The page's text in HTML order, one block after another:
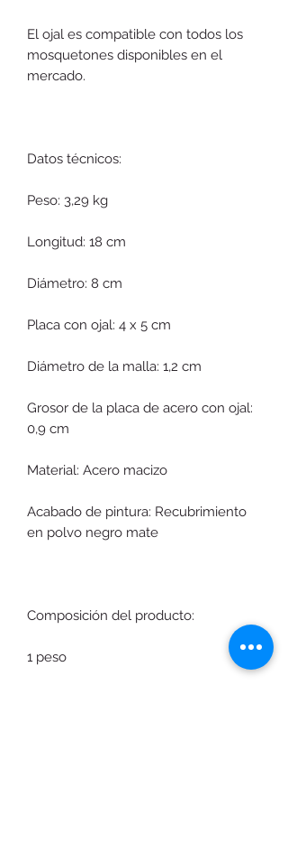
El ojal es compatible con todos los
mosquetones disponibles en el
mercado.
Datos técnicos:
Peso: 3,29 kg
Longitud: 18 cm
Diámetro: 8 cm
Placa con ojal: 4 x 5 cm
Diámetro de la malla: 1,2 cm
Grosor de la placa de acero con ojal:
0,9 cm
Material: Acero macizo
Acabado de pintura: Recubrimiento
en polvo negro mate
Composición del producto:
1 peso